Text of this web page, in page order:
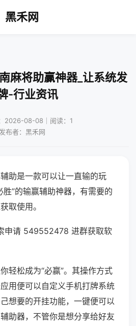
黑禾网
麻将助赢神器_让系统发
-行业资讯
2026-08-08｜阅读：1
发布者：黑禾网
助是一款可以让一直输的玩
胜”的输赢辅助神器，有需要的
取使用。
申请 549552478 进群获取软
轻松成为“必赢”。其操作方式
用便可以自定义手机打牌系统
想要的开挂功能，一键便可以
助器，不管你是想分享给好友